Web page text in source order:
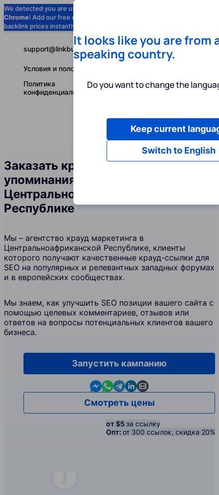
We detected you are using
Chrome! Add our free extension to check
backlink prices instantly as you browse.
Услуги
Русский
support@linkbuilder.com
Условия и положения
Политика
конфиденциальности
Заказать крауд-ссылки и
упоминания бренда в
Центральноафриканской
Республике
Мы – агентство крауд маркетинга в
Центральноафриканской Республике, клиенты
которого получают качественные крауд-ссылки для
SEO на популярных и релевантных западных форумах
и в европейских сообществах.
Мы знаем, как улучшить SEO позиции вашего сайта с
помощью целевых комментариев, отзывов или
ответов на вопросы потенциальных клиентов вашего
бизнеса.
Запустить кампанию
Contact us in Messenger
Contact us in WhatsApp
Contact us in Telegram
Contact us in Linkedin
Contact us by email
Смотреть цены
от $5 за ссылку
Опт: от 300 ссылок, скидка 20%
It looks like you are from
speaking country.
Do you want to change the
Switch to English
Keep current